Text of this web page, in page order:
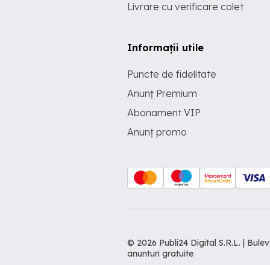
Livrare cu verificare colet
Informații utile
Puncte de fidelitate
Anunț Premium
Abonament VIP
Anunț promo
© 2026 Publi24 Digital S.R.L. |
anunturi gratuite